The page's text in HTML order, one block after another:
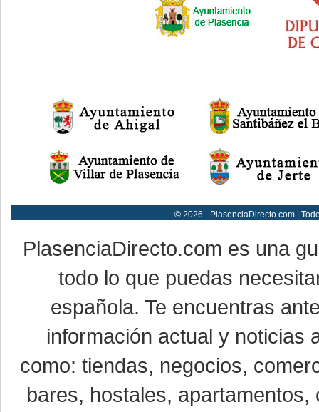
© 2026 - PlasenciaDirecto.com |
PlasenciaDirecto.com es una
todo lo que puedas
española. Te encuentras
información actual y noticias
como: tiendas, negocios,
bares, hostales,